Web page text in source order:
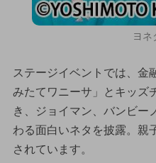
ヨネ
ステージイベントでは、金
みたてワニーサ」とキッズ
き、ジョイマン、バンビー
わる面白いネタを披露。親
されています。